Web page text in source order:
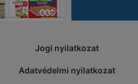
Jogi nyilatkozat
Adatvédelmi nyilatkozat